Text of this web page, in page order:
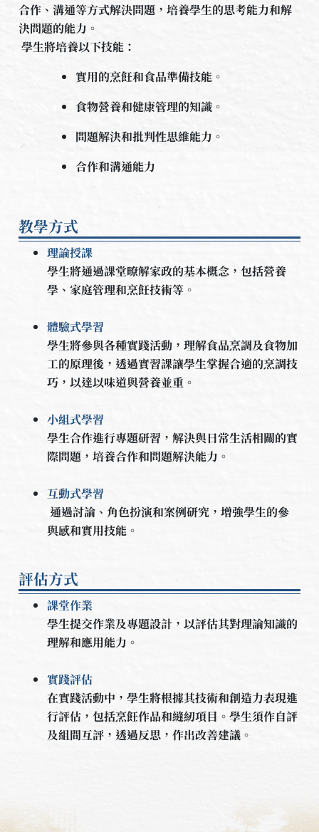
合作、溝通等方式解決問題，培養學生的思考能力和解
決問題的能力。
學生將培養以下技能：
實用的烹飪和食品準備技能。
食物營養和健康管理的知識。
問題解決和批判性思維能力。
合作和溝通能力
教學方式
理論授課
學生將通過課堂暸解家政的基本概念，包括營養
學、家庭管理和烹飪技術等。
體驗式學習
學生將參與各種實踐活動，理解食品烹調及食物加
工的原理後，透過實習課讓學生掌握合適的烹調技
巧，以達以味道與營養並重。
小組式學習
學生合作進行專題研習，解決與日常生活相關的實
際問題，培養合作和問題解決能力。
互動式學習
通過討論、角色扮演和案例研究，增強學生的參
與感和實用技能。
評估方式
課堂作業
學生提交作業及專題設計，以評估其對理論知識的
理解和應用能力。
實踐評估
在實踐活動中，學生將根據其技術和創造力表現進
行評估，包括烹飪作品和縫紉項目。學生須作自評
及組間互評，透過反思，作出改善建議。